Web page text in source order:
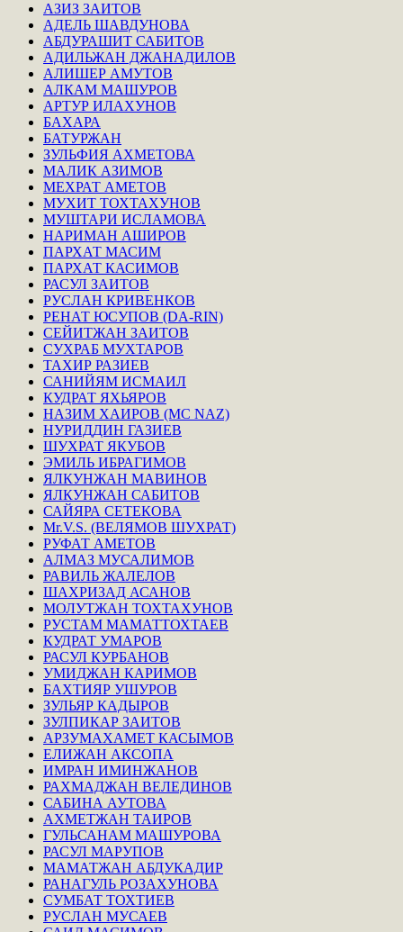
АЗИЗ ЗАИТОВ
АДЕЛЬ ШАВДУНОВА
АБДУРАШИТ САБИТОВ
АДИЛЬЖАН ДЖАНАДИЛОВ
АЛИШЕР АМУТОВ
АЛКАМ МАШУРОВ
АРТУР ИЛАХУНОВ
БАХАРА
БАТУРЖАН
ЗУЛЬФИЯ АХМЕТОВА
МАЛИК АЗИМОВ
МЕХРАТ АМЕТОВ
МУХИТ ТОХТАХУНОВ
МУШТАРИ ИСЛАМОВА
НАРИМАН АШИРОВ
ПАРХАТ МАСИМ
ПАРХАТ КАСИМОВ
РАСУЛ ЗАИТОВ
РУСЛАН КРИВЕНКОВ
РЕНАТ ЮСУПОВ (DA-RIN)
СЕЙИТЖАН ЗАИТОВ
СУХРАБ МУХТАРОВ
ТАХИР РАЗИЕВ
САНИЙЯМ ИСМАИЛ
КУДРАТ ЯХЬЯРОВ
НАЗИМ ХАИРОВ (MC NAZ)
НУРИДДИН ГАЗИЕВ
ШУХРАТ ЯКУБОВ
ЭМИЛЬ ИБРАГИМОВ
ЯЛКУНЖАН МАВИНОВ
ЯЛКУНЖАН САБИТОВ
САЙЯРА СЕТЕКОВА
Mr.V.S. (ВЕЛЯМОВ ШУХРАТ)
РУФАТ АМЕТОВ
АЛМАЗ МУСАЛИМОВ
РАВИЛЬ ЖАЛЕЛОВ
ШАХРИЗАД АСАНОВ
МОЛУТЖАН ТОХТАХУНОВ
РУСТАМ МАМАТТОХТАЕВ
КУДРАТ УМАРОВ
РАСУЛ КУРБАНОВ
УМИДЖАН КАРИМОВ
БАХТИЯР УШУРОВ
ЗУЛЬЯР КАДЫРОВ
ЗУЛПИКАР ЗАИТОВ
АРЗУМАХАМЕТ КАСЫМОВ
ЕЛИЖАН АКСОПА
ИМРАН ИМИНЖАНОВ
РАХМАДЖАН ВЕЛЕДИНОВ
САБИНА АУТОВА
АХМЕТЖАН ТАИРОВ
ГУЛЬСАНАМ МАШУРОВА
РАСУЛ МАРУПОВ
МАМАТЖАН АБДУКАДИР
РАНАГУЛЬ РОЗАХУНОВА
СУМБАТ ТОХТИЕВ
РУСЛАН МУСАЕВ